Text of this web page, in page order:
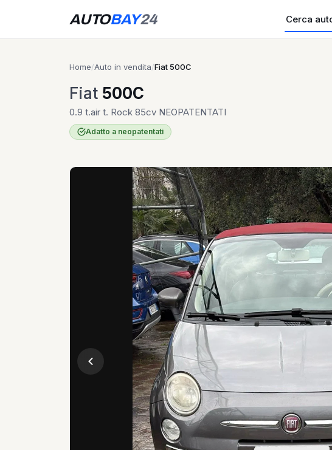
AUTOBAY24 Cerca
Home/Auto in vendita/Fiat 500C
Fiat 500C
0.9 t.air t. Rock 85cv NEOPATENTATI
Adatto a neopatentati